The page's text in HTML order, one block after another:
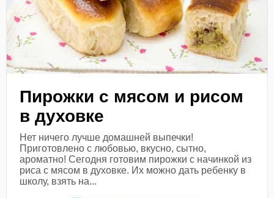
Пирожки с мясом и рисом
в духовке
Нет ничего лучше домашней выпечки!
Приготовлено с любовью, вкусно, сытно,
ароматно! Сегодня готовим пирожки с начинкой из
риса с мясом в духовке. Их можно дать ребенку в
школу, взять на...